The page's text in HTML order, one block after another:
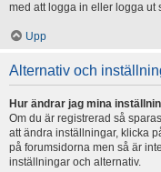
med att logga in eller logga ut
Upp
Alternativ och
Hur ändrar jag mina
Om du är registrerad så
att ändra inställningar, klicka
på forumsidorna men så är
inställningar och alternativ.